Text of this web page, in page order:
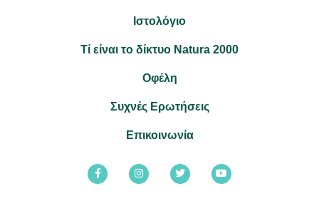
Ιστολόγιο
Τί είναι το δίκτυο Natura 2000
Οφέλη
Συχνές Ερωτήσεις
Επικοινωνία